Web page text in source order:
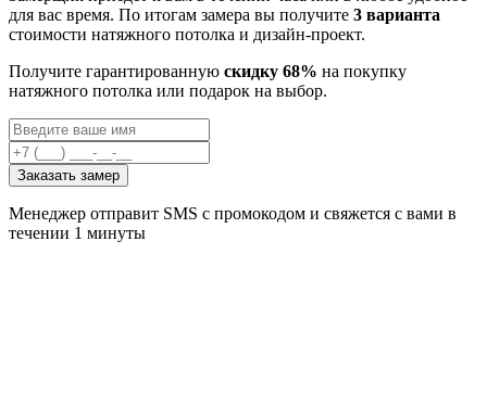
для вас время. По итогам замера вы получите 3 варианта
стоимости натяжного потолка и дизайн-проект.
Получите гарантированную скидку 68% на покупку
натяжного потолка или подарок на выбор.
Заказать замер
Менеджер отправит SMS с промокодом и свяжется с вами в
течении 1 минуты